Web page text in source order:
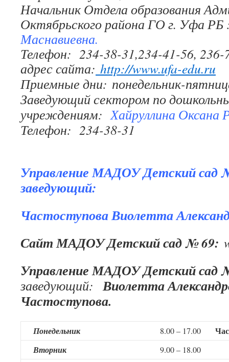
Начальник Отдела образования
Октябрьского района ГО г. Уфа
Маснавиевна.
Телефон: 234-38-31,234-41-56, 236-
адрес сайта: http://www.ufa-edu.ru
Приемные дни: понедельник-
Заведующий сектором по
учреждениям:Хайруллина Оксана
Телефон: 234-38-31
Управление МАДОУ Детский сад
заведующий:
Частоступова Виолетта
Сайт МАДОУ Детский сад № 69:
Управление МАДОУ Детский сад
заведующий: Виолетта
Частоступова.
Понедельник 8.00 – 17.00
Вторник 9.00 – 18.00